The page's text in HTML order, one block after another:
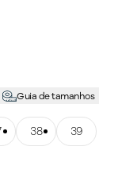
Guia de tamanhos
37
Tamanho: 38
38Tamanho: 39
39